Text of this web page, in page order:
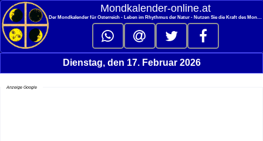
< Mondkalender‑online.at
Der Mondkalender für Österreich - Leben im Rhythmus der Natur - Nutzen Sie die Kraft des Mondes
Dienstag, den 17. Februar 2026
Anzeige Google